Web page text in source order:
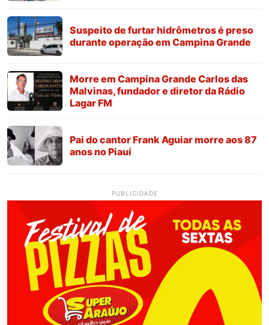
Suspeito de furtar hidrômetros é preso
durante operação em Campina Grande
Morre em Campina Grande Carlos das
Malvinas, fundador e diretor da Rádio
Lagar FM
Pai do cantor Frank Aguiar morre aos 87
anos no Piauí
PUBLICIDADE